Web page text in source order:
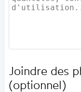
Joindre des
(optionnel)